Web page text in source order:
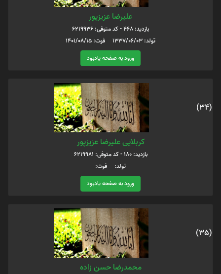
علیرضا عزیزپور
بازدید: 468 - کد متوفی: 6219936
تولد: 1337/06/03 فوت: 1401/08/15
ورود به صفحه یادبود
(34)
کربلایی علیرضا عزیزپور
بازدید: 180 - کد متوفی: 6219981
تولد: فوت:
ورود به صفحه یادبود
(35)
محمدرضا حسن زاده